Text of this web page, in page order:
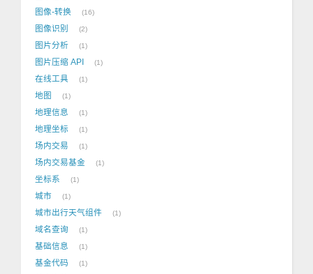
图像-转换 16
图像识别 2
图片分析 1
图片压缩 API 1
在线工具 1
地图 1
地理信息 1
地理坐标 1
场内交易 1
场内交易基金 1
坐标系 1
城市 1
城市出行天气组件 1
域名查询 1
基础信息 1
基金代码 1